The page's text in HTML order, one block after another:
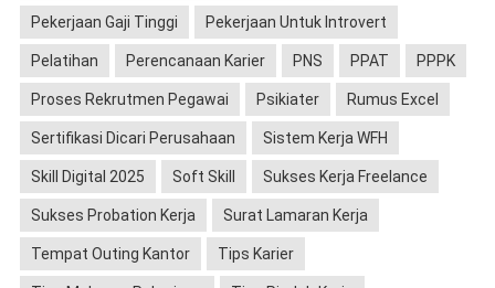
Pekerjaan Gaji Tinggi Pekerjaan Untuk Introvert
Pelatihan Perencanaan Karier PNS PPAT PPPK
Proses Rekrutmen Pegawai Psikiater Rumus Excel
Sertifikasi Dicari Perusahaan Sistem Kerja WFH
Skill Digital 2025 Soft Skill Sukses Kerja Freelance
Sukses Probation Kerja Surat Lamaran Kerja
Tempat Outing Kantor Tips Karier